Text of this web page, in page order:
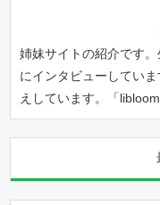
姉妹サイトの紹介です
にインタビューしてい
えしています。「libloom